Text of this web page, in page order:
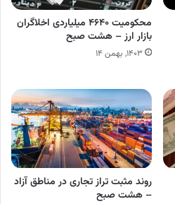
محکومیت ۴۶۴۰ میلیاردی اخلاگران
بازار ارز – هشت صبح
۱۴۰۳, بهمن ۱۴
روند مثبت تراز تجاری در مناطق آزاد
– هشت صبح